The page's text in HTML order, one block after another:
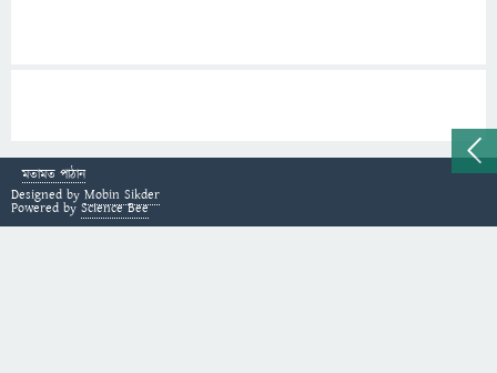
মতামত পাঠান
Designed by Mobin Sikder
Powered by Science Bee